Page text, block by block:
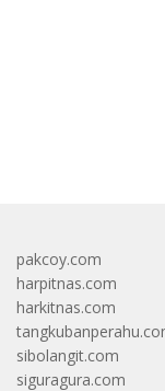
pakcoy.com
harpitnas.com
harkitnas.com
sibolangit.com
siguragura.com